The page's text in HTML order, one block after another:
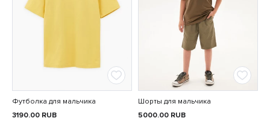
Футболка для мальчика
3190.00 RUB
Шорты для мальчика
5000.00 RUB